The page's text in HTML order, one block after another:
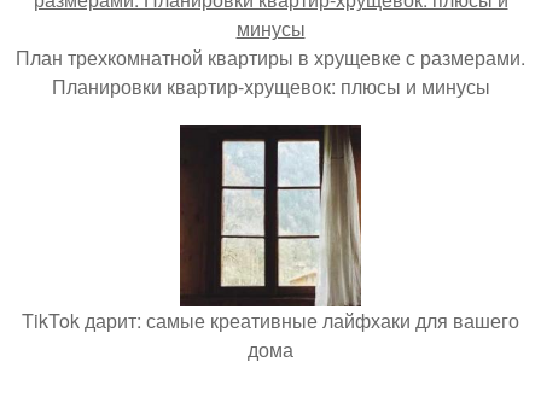
План трехкомнатной квартиры в хрущевке с размерами.
Планировки квартир-хрущевок: плюсы и минусы
TikTok дарит: самые креативные лайфхаки для вашего
дома